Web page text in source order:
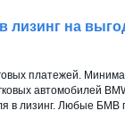
лизинг на
платежей.
автомобилей
в лизинг. Любые БМВ